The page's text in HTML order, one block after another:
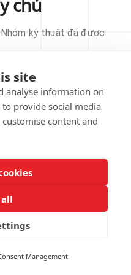
site
analyse information on
provide social media
content and
Management
chủ
kỹ thuật đã được
LẠI
CHỦ